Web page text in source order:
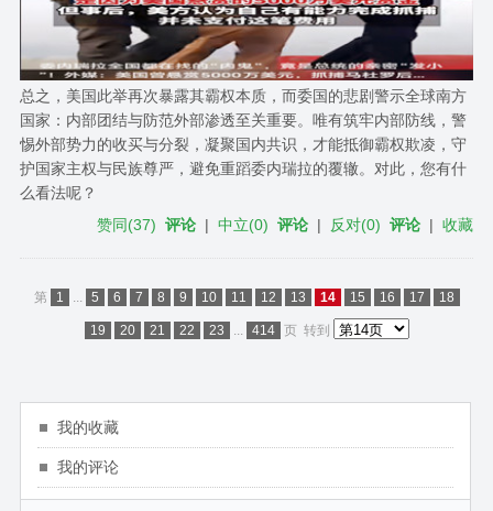
总之，美国此举再次暴露其霸权本质，而委国的悲剧警示全球南方
国家：内部团结与防范外部渗透至关重要。唯有筑牢内部防线，警
惕外部势力的收买与分裂，凝聚国内共识，才能抵御霸权欺凌，守
护国家主权与民族尊严，避免重蹈委内瑞拉的覆辙。对此，您有什
么看法呢？
赞同(37) 评论 |中立(0) 评论 | 反对(0) 评论 |收藏
第 1 ... 5 6 7 8 9 10 11 12 13 14 15 16 17 18
19 20 21 22 23 ... 414 页 转到
我的收藏
我的评论